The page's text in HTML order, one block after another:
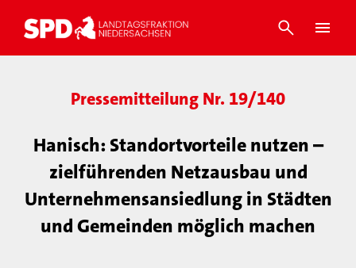
Pressemitteilung Nr. 19/140
Hanisch: Standortvorteile nutzen –
zielführenden Netzausbau und
Unternehmensansiedlung in Städten
und Gemeinden möglich machen